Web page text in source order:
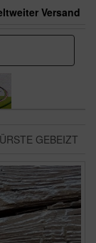
Versand
GEBEIZT